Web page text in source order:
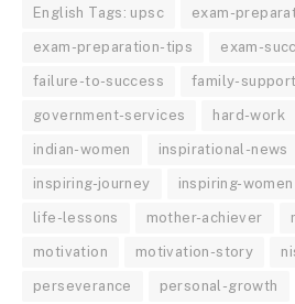
English Tags: upsc exam-
exam-preparation-tips exam-
failure-to-success family-support
government-services hard-work
indian-women inspirational-news
inspiring-journey inspiring-women
life-lessons mother-achiever
motivation motivation-story
perseverance personal-growth